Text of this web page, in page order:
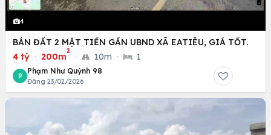
4
BÁN ĐẤT 2 MẶT TIỀN GẦN UBND XÃ EATIÊU, GIÁ TỐT.
4 tỷ · 200m
2
· 10m · 1
P
Phạm Như Quỳnh 98
Đăng 23/02/2026